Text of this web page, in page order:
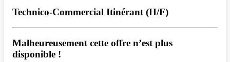
Technico-Commercial Itinérant (H/F)
Malheureusement cette offre n’est plus
disponible !️